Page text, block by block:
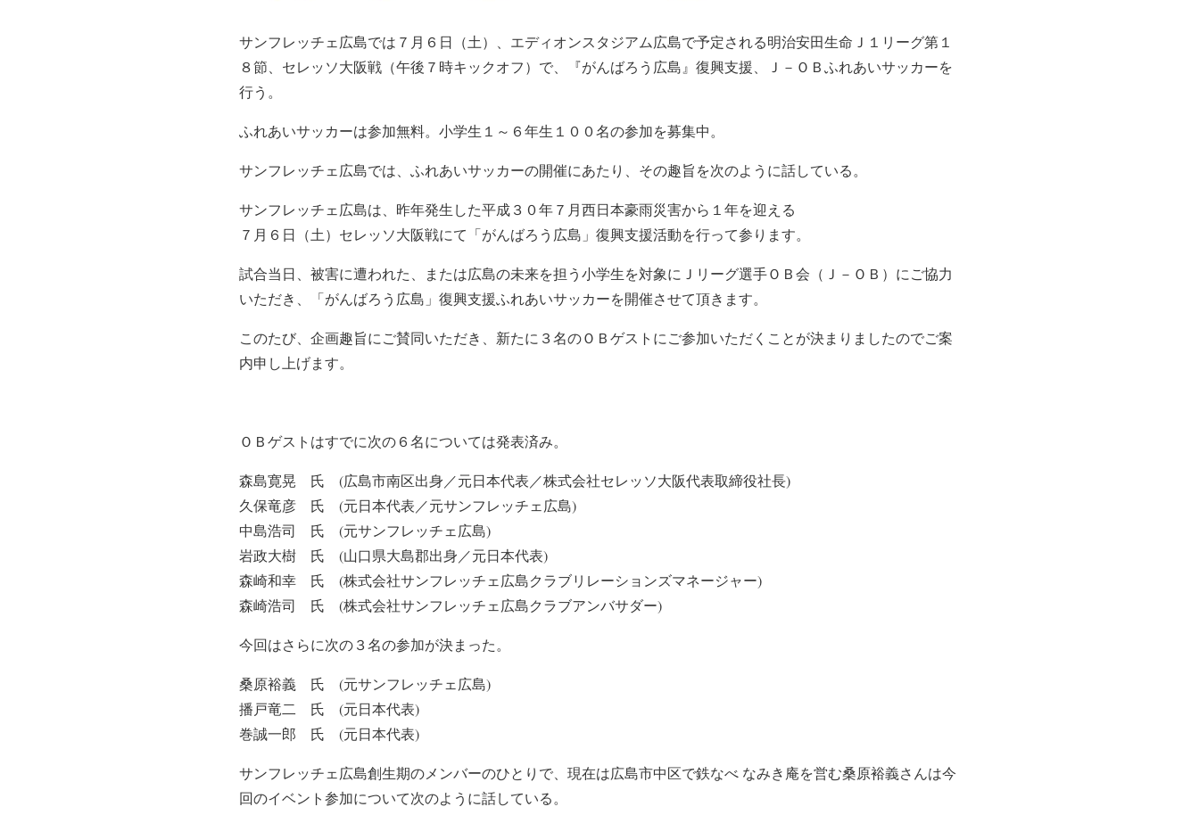
サンフレッチェ広島では７月６日（土）、エディオンスタジアム広島で予定される明治安田生命Ｊ１リーグ第１
８節、セレッソ大阪戦（午後７時キックオフ）で、『がんばろう広島』復興支援、Ｊ－ＯＢふれあいサッカーを
行う。
ふれあいサッカーは参加無料。小学生１～６年生１００名の参加を募集中。
サンフレッチェ広島では、ふれあいサッカーの開催にあたり、その趣旨を次のように話している。
サンフレッチェ広島は、昨年発生した平成３０年７月西日本豪雨災害から１年を迎える
７月６日（土）セレッソ大阪戦にて「がんばろう広島」復興支援活動を行って参ります。
試合当日、被害に遭われた、または広島の未来を担う小学生を対象にＪリーグ選手ＯＢ会（Ｊ－ＯＢ）にご協力
いただき、「がんばろう広島」復興支援ふれあいサッカーを開催させて頂きます。
このたび、企画趣旨にご賛同いただき、新たに３名のＯＢゲストにご参加いただくことが決まりましたのでご案
内申し上げます。
ＯＢゲストはすでに次の６名については発表済み。
森島寛晃 氏 (広島市南区出身／元日本代表／株式会社セレッソ大阪代表取締役社長)
久保竜彦 氏 (元日本代表／元サンフレッチェ広島)
中島浩司 氏 (元サンフレッチェ広島)
岩政大樹 氏 (山口県大島郡出身／元日本代表)
森崎和幸 氏 (株式会社サンフレッチェ広島クラブリレーションズマネージャー)
森崎浩司 氏 (株式会社サンフレッチェ広島クラブアンバサダー)
今回はさらに次の３名の参加が決まった。
桑原裕義 氏 (元サンフレッチェ広島)
播戸竜二 氏 (元日本代表)
巻誠一郎 氏 (元日本代表)
サンフレッチェ広島創生期のメンバーのひとりで、現在は広島市中区で鉄なべ なみき庵を営む桑原裕義さんは今
回のイベント参加について次のように話している。